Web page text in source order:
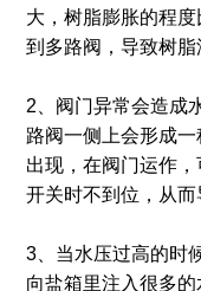
大，树脂膨胀的程
到多路阀，导致树脂
2、阀门异常会造成
路阀一侧上会形成
出现，在阀门运作
开关时不到位，从而
3、当水压过高的时
向盐箱里注入很多